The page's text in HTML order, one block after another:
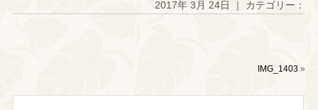
2017年 3月 24日 ｜ カテゴリー：
IMG_1403 »